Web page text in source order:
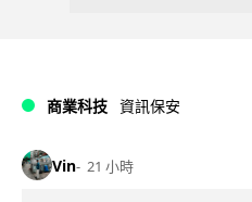
商業科技 資訊保安
Vin 21 小時